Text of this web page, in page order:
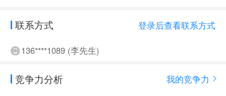
联系方式 登录后查看联系方式
136****1089 (李先生)
竞争力分析 我的竞争力